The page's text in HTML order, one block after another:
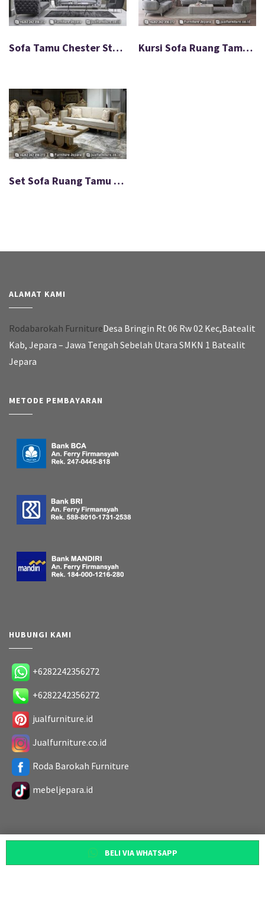
BELI VIA WHATSAPP
Sofa Tamu Chester Stainless Minimalis Terbaru FS-006 Kursi Sofa Ruang Tamu Minimalis Modern Terbaru FS-030
Set Sofa Ruang Tamu Pristine Flow Minimalis Modern FS-055
ALAMAT KAMI
Rodabarokah FurnitureDesa Bringin Rt 06 Rw 02 Kec,Batealit
Kab, Jepara – Jawa Tengah Sebelah Utara SMKN 1 Batealit
Jepara
METODE PEMBAYARAN
HUBUNGI KAMI
+6282242356272
+6282242356272
jualfurniture.id
Jualfurniture.co.id
Roda Barokah Furniture
mebeljepara.id